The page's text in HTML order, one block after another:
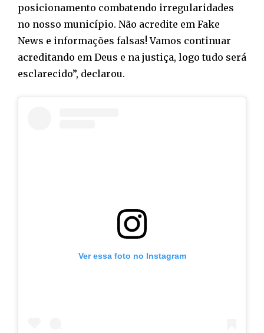
posicionamento combatendo irregularidades
no nosso município. Não acredite em Fake
News e informações falsas! Vamos continuar
acreditando em Deus e na justiça, logo tudo será
esclarecido”, declarou.
Ver essa foto no Instagram